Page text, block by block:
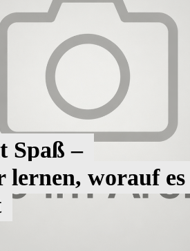
Spaß –
lernen, worauf es